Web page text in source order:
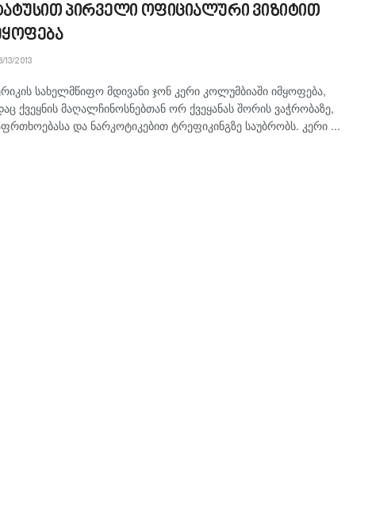
პირველი ოფიციალური ვიზიტით
13/2013
სახელმწიფო მდივანი ჯონ კერი კოლუმბიაში იმყოფება,
ქვეყნის მაღალჩინოსნებთან ორ ქვეყანას შორის ვაჭრობაზე,
და ნარკოტიკებით ტრეფიკინგზე საუბრობს. კერი ...